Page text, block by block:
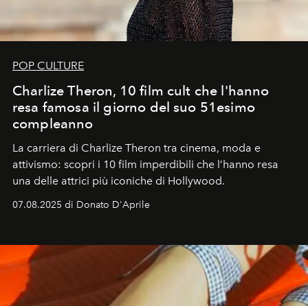
POP CULTURE
Charlize Theron, 10 film cult che l'hanno
resa famosa il giorno del suo 51esimo
compleanno
La carriera di Charlize Theron tra cinema, moda e
attivismo: scopri i 10 film imperdibili che l’hanno resa
una delle attrici più iconiche di Hollywood.
07.08.2025 di Donato D'Aprile